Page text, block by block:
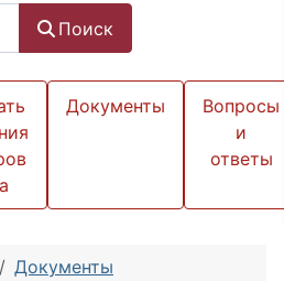
Поиск
Документы
Вопросы
и
ответы
Документы